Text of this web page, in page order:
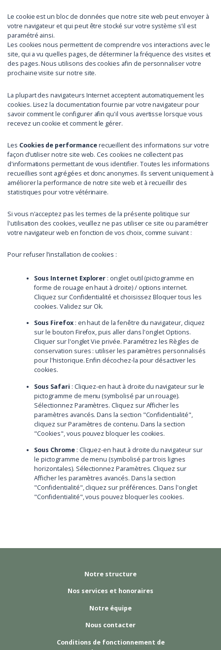
Le cookie est un bloc de données que notre site web peut envoyer à
votre navigateur et qui peut être stocké sur votre système s’il est
paramétré ainsi.
Les cookies nous permettent de comprendre vos interactions avec le
site, qui a vu quelles pages, de déterminer la fréquence des visites et
des pages. Nous utilisons des cookies afin de personnaliser votre
prochaine visite sur notre site.
La plupart des navigateurs Internet acceptent automatiquement les
cookies. Lisez la documentation fournie par votre navigateur pour
savoir comment le configurer afin qu'il vous avertisse lorsque vous
recevez un cookie et comment le gérer.
Les Cookies de performancerecueillent des informations sur votre
façon d’utiliser notre site web. Ces cookies ne collectent pas
d'informations permettant de vous identifier. Toutes les informations
recueillies sont agrégées et donc anonymes. Ils servent uniquement à
améliorer la performance de notre site web et à recueillir des
statistiques pour votre vétérinaire.
Si vous n'acceptez pas les termes de la présente politique sur
l'utilisation des cookies, veuillez ne pas utiliser ce site ou paramétrer
votre navigateur web en fonction de vos choix, comme suivant :
Pour refuser l’installation de cookies :
Sous Internet Explorer : onglet outil (pictogramme en
forme de rouage en haut à droite) / options internet.
Cliquez sur Confidentialité et choisissez Bloquer tous les
cookies. Validez sur Ok.
Sous Firefox: en haut de la fenêtre du navigateur, cliquez
sur le bouton Firefox, puis aller dans l'onglet Options.
Cliquer sur l'onglet Vie privée. Paramétrez les Règles de
conservation sures : utiliser les paramètres personnalisés
pour l'historique. Enfin décochez-la pour désactiver les
cookies.
Sous Safari : Cliquez-en haut à droite du navigateur sur le
pictogramme de menu (symbolisé par un rouage).
Sélectionnez Paramètres. Cliquez sur Afficher les
paramètres avancés. Dans la section "Confidentialité",
cliquez sur Paramètres de contenu. Dans la section
"Cookies", vous pouvez bloquer les cookies.
Sous Chrome: Cliquez-en haut à droite du navigateur sur
le pictogramme de menu (symbolisé par trois lignes
horizontales). Sélectionnez Paramètres. Cliquez sur
Afficher les paramètres avancés. Dans la section
"Confidentialité", cliquez sur préférences. Dans l'onglet
"Confidentialité", vous pouvez bloquer les cookies.
Notre structure
Nos services et honoraires
Notre équipe
Nous contacter
Conditions de fonctionnement de